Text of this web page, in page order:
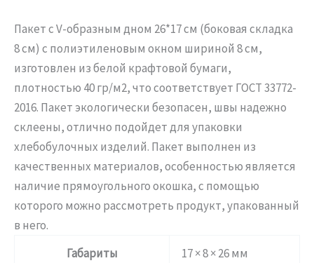
Пакет с V-образным дном 26*17 см (боковая складка
8 см) с полиэтиленовым окном шириной 8 см,
изготовлен из белой крафтовой бумаги,
плотностью 40 гр/м2, что соответствует ГОСТ 33772-
2016. Пакет экологически безопасен, швы надежно
склеены, отлично подойдет для упаковки
хлебобулочных изделий. Пакет выполнен из
качественных материалов, особенностью является
наличие прямоугольного окошка, с помощью
которого можно рассмотреть продукт, упакованный
в него.
Габариты
17 × 8 × 26 мм